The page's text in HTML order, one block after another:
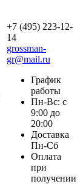
+7 (495) 223-12-
14
grossman-
gr@mail.ru
График
работы
Пн-Вс: с
9:00 до
20:00
Доставка
Пн-Сб
Оплата
при
получении